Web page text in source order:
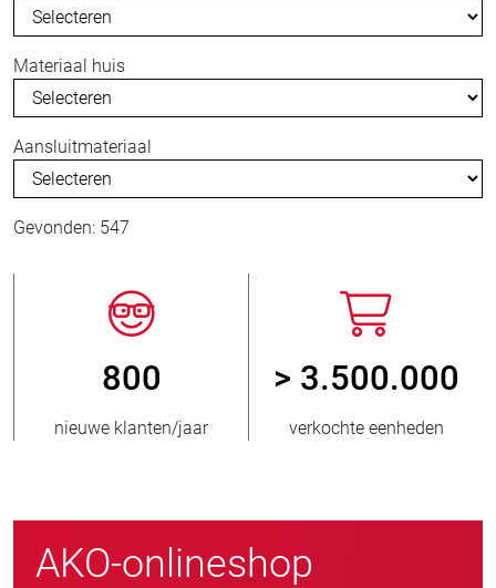
Materiaal huis
Aansluitmateriaal
Gevonden: 547
800
nieuwe klanten/jaar
> 3.500.000
verkochte eenheden
AKO-onlineshop